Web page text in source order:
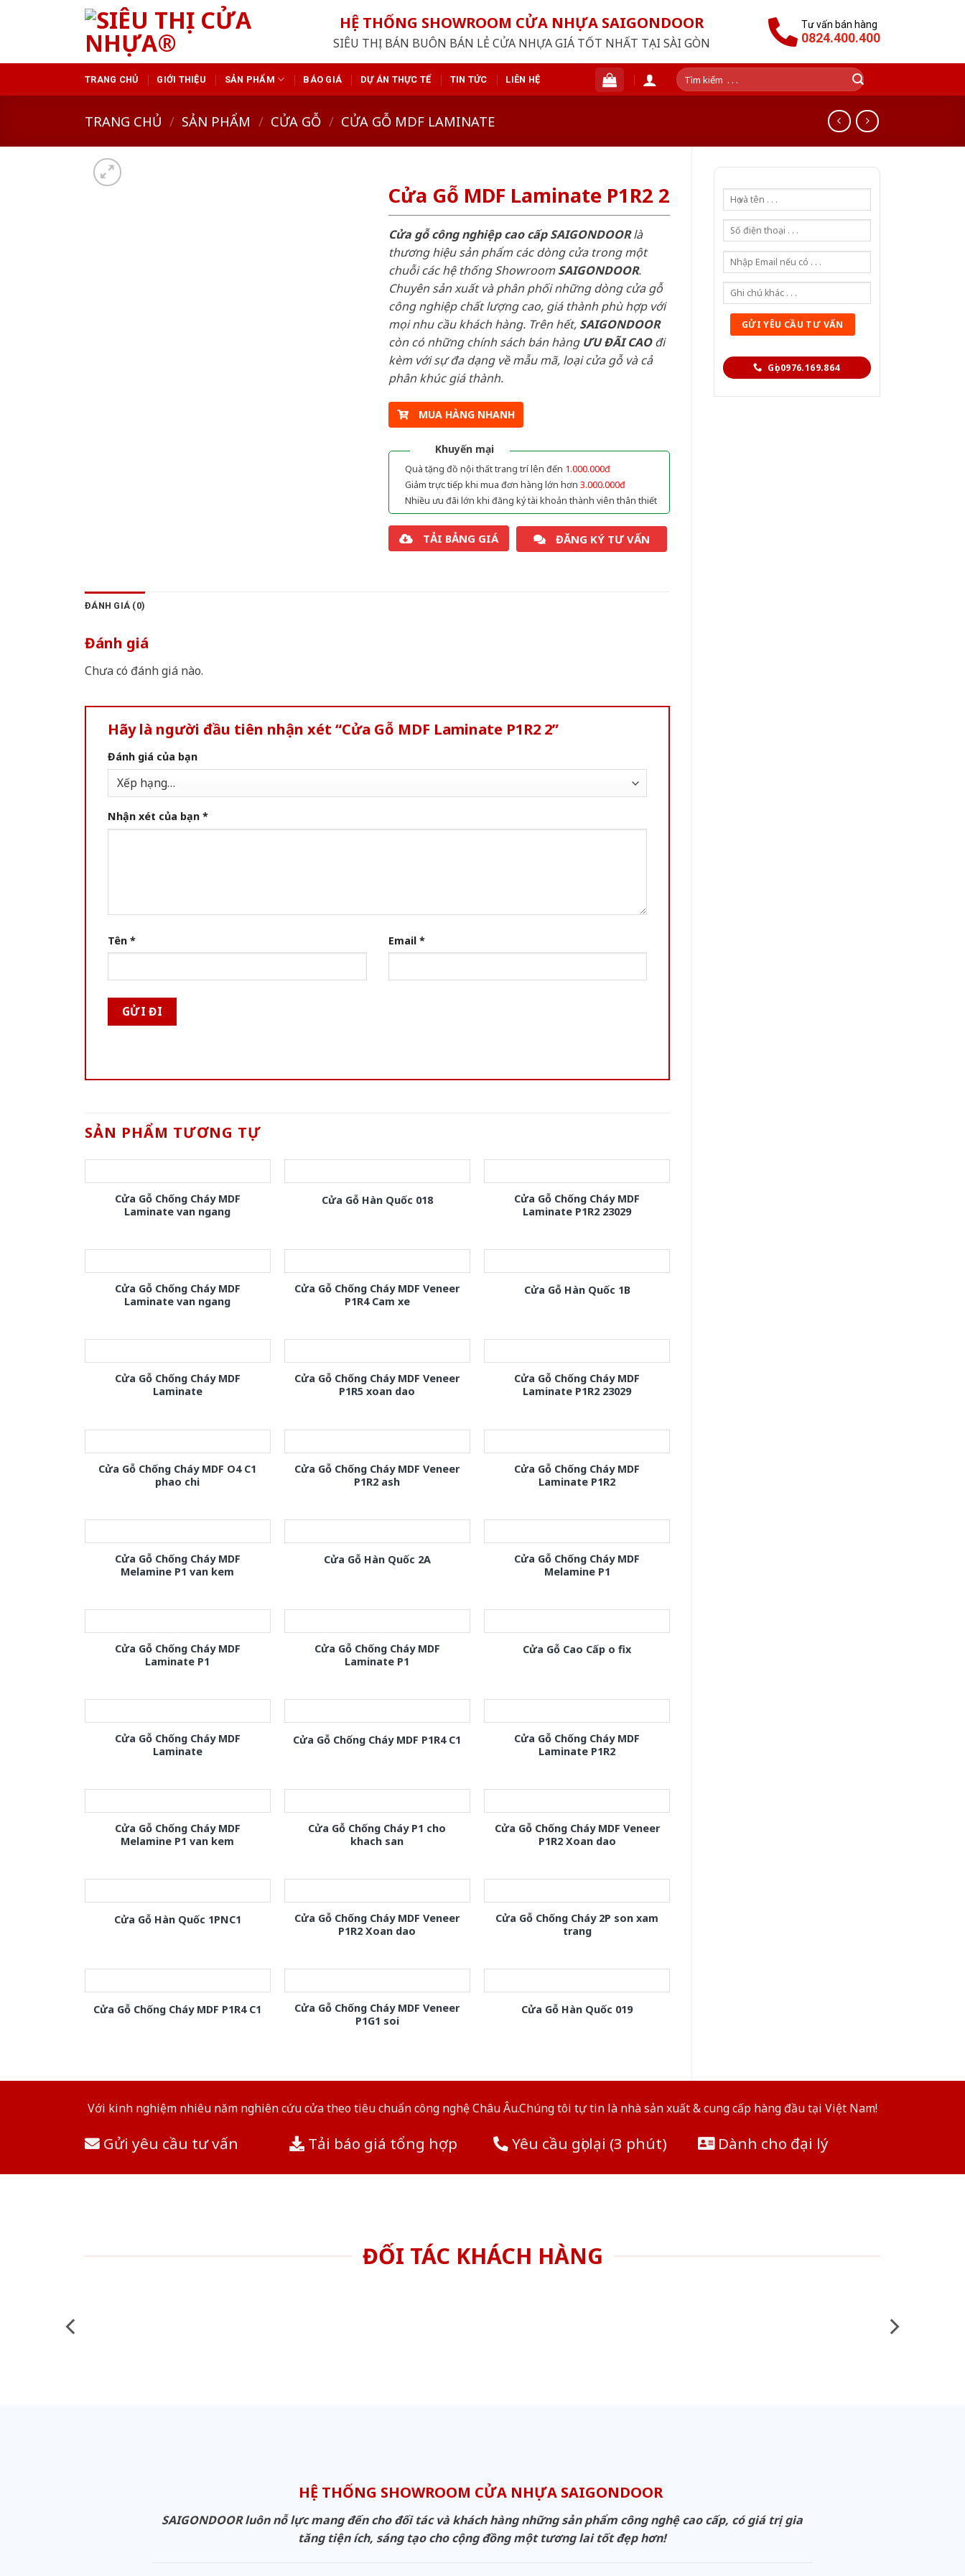
HỆ THỐNG SHOWROOM CỬA NHỰA SAIGONDOOR
SIÊU THỊ BÁN BUÔN BÁN LẺ CỬA NHỰA GIÁ TỐT NHẤT TẠI SÀI GÒN
Tư vấn bán hàng
0824.400.400
TRANG CHỦ GIỚI THIỆU SẢN PHẨM BÁO GIÁ DỰ ÁN THỰC TẾ TIN TỨC LIÊN HỆ
Tìm
kiếm:
TRANG CHỦ / SẢN PHẨM / CỬA GỖ / CỬA GỖ MDF LAMINATE
Gọi 0976.169.864
Cửa Gỗ MDF Laminate P1R2 2
Cửa gỗ công nghiệp cao cấp SAIGONDOORlà
thương hiệu sản phẩm các dòng cửa trong một
chuỗi các hệ thống ShowroomSAIGONDOOR.
Chuyên sản xuất và phân phối những dòng cửa gỗ
công nghiệp chất lượng cao, giá thành phù hợp với
mọi nhu cầu khách hàng. Trên hết, SAIGONDOOR
còn có những chính sách bán hàng ƯU ĐÃI CAOđi
kèm với sự đa dạng về mẫu mã, loại cửa gỗ và cả
phân khúc giá thành.
MUA HÀNG NHANH
Khuyến mại
Quà tặng đồ nội thất trang trí lên đến 1.000.000đ
Giảm trực tiếp khi mua đơn hàng lớn hơn 3.000.000đ
Nhiều ưu đãi lớn khi đăng ký tài khoản thành viên thân thiết
TẢI BẢNG GIÁ ĐĂNG KÝ TƯ VẤN
ĐÁNH GIÁ (0)
Đánh giá
Chưa có đánh giá nào.
Hãy là người đầu tiên nhận xét “Cửa Gỗ MDF Laminate P1R2 2”
Đánh giá của bạn
Nhận xét của bạn *
Tên * Email *
SẢN PHẨM TƯƠNG TỰ
Cửa Gỗ Chống Cháy MDF
Laminate van ngang
Cửa Gỗ Hàn Quốc 018
Cửa Gỗ Chống Cháy MDF
Laminate P1R2 23029
Cửa Gỗ Chống Cháy MDF
Laminate van ngang
Cửa Gỗ Chống Cháy MDF Veneer
P1R4 Cam xe
Cửa Gỗ Hàn Quốc 1B
Cửa Gỗ Chống Cháy MDF
Laminate
Cửa Gỗ Chống Cháy MDF Veneer
P1R5 xoan dao
Cửa Gỗ Chống Cháy MDF
Laminate P1R2 23029
Cửa Gỗ Chống Cháy MDF O4 C1
phao chi
Cửa Gỗ Chống Cháy MDF Veneer
P1R2 ash
Cửa Gỗ Chống Cháy MDF
Laminate P1R2
Cửa Gỗ Chống Cháy MDF
Melamine P1 van kem
Cửa Gỗ Hàn Quốc 2A
Cửa Gỗ Chống Cháy MDF
Melamine P1
Cửa Gỗ Chống Cháy MDF
Laminate P1
Cửa Gỗ Chống Cháy MDF
Laminate P1
Cửa Gỗ Cao Cấp o fix
Cửa Gỗ Chống Cháy MDF
Laminate
Cửa Gỗ Chống Cháy MDF P1R4 C1
Cửa Gỗ Chống Cháy MDF
Laminate P1R2
Cửa Gỗ Chống Cháy MDF
Melamine P1 van kem
Cửa Gỗ Chống Cháy P1 cho
khach san
Cửa Gỗ Chống Cháy MDF Veneer
P1R2 Xoan dao
Cửa Gỗ Hàn Quốc 1PNC1
Cửa Gỗ Chống Cháy MDF Veneer
P1R2 Xoan dao
Cửa Gỗ Chống Cháy 2P son xam
trang
Cửa Gỗ Chống Cháy MDF P1R4 C1
Cửa Gỗ Chống Cháy MDF Veneer
P1G1 soi
Cửa Gỗ Hàn Quốc 019
Với kinh nghiệm nhiêu năm nghiên cứu cửa theo tiêu chuẩn công nghệ Châu Âu.Chúng tôi tự tin là nhà sản xuất & cung cấp hàng đầu tại Việt Nam!
Gửi yêu cầu tư vấn Tải báo giá tổng hợp Yêu cầu gọi lại (3 phút) Dành cho đại lý
ĐỐI TÁC KHÁCH HÀNG
HỆ THỐNG SHOWROOM CỬA NHỰA SAIGONDOOR
SAIGONDOOR luôn nỗ lực mang đến cho đối tác và khách hàng những sản phẩm công nghệ cao cấp, có giá trị gia
tăng tiện ích, sáng tạo cho cộng đồng một tương lai tốt đẹp hơn!